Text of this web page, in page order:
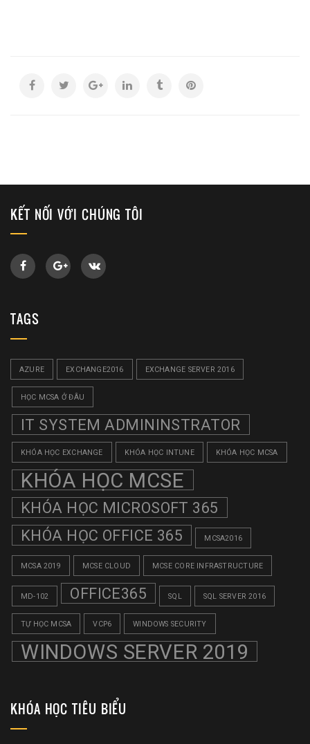
KẾT NỐI VỚI CHÚNG TÔI
TAGS
AZURE EXCHANGE2016 EXCHANGE SERVER 2016
HỌC MCSA Ở ĐÂU
IT SYSTEM ADMININSTRATOR
KHÓA HỌC EXCHANGE KHÓA HỌC INTUNE KHÓA HỌC MCSA
KHÓA HỌC MCSE
KHÓA HỌC MICROSOFT 365
KHÓA HỌC OFFICE 365
MCSA2016
MCSA 2019 MCSE CLOUD MCSE CORE INFRASTRUCTURE
MD-102 OFFICE365 SQL SQL SERVER 2016
TỰ HỌC MCSA VCP6 WINDOWS SECURITY
WINDOWS SERVER 2019
KHÓA HỌC TIÊU BIỂU